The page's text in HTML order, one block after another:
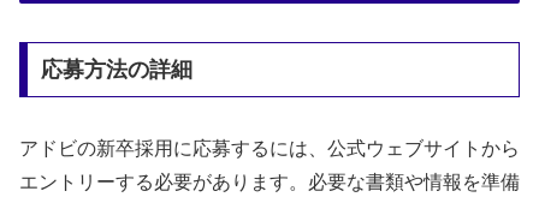
応募方法の詳細
アドビの新卒採用に応募するには、公式ウェブサイトから
エントリーする必要があります。必要な書類や情報を準備